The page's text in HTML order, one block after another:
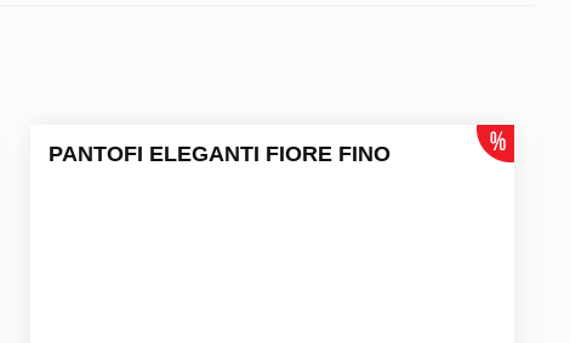
PANTOFI ELEGANTI FIORE FINO